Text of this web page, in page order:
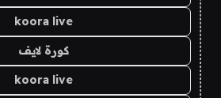
koora live
كورة لايف
koora live